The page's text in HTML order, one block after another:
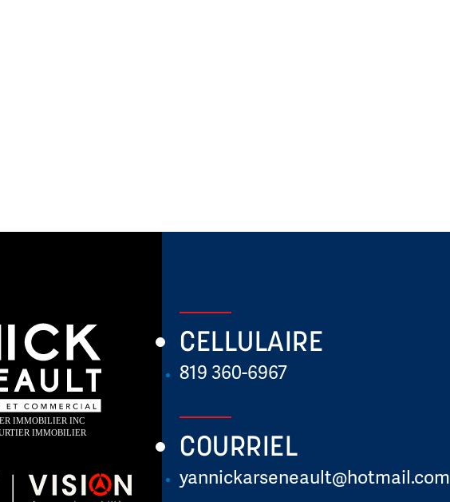
CELLULAIRE
819 360-6967
COURRIEL
yannickarseneault@hotmail.com